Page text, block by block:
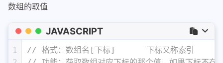
数组的取值
JAVASCRIPT
1
// 格式：数组名[下标]	下标又称索引